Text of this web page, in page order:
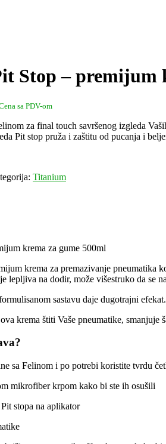
Stop – premijum
рсд.
sa PDV-om
za final touch savršenog izgleda
Pit stop pruža i zaštitu od pucanja i
Titanium
krema za gume 500ml
krema za premazivanje pneumatika
lepljiva na dodir, može višestruko da se
sastavu daje dugotrajni efekat.
krema štiti Vaše pneumatike,
sa Felinom i po potrebi koristite tvrdu
mikrofiber krpom kako bi ste ih osušili
stopa na aplikator